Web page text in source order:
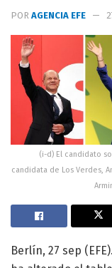
POR AGENCIA EFE
(i-d) El candidato
candidata de Los Verdes,
Berlín, 27 sep